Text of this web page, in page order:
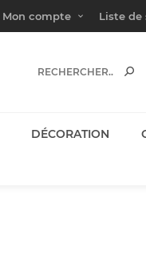
Mon compte Liste de
DÉCORATION